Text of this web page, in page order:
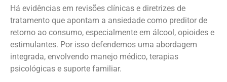
Há evidências em revisões clínicas e diretrizes de
tratamento que apontam a ansiedade como preditor de
retorno ao consumo, especialmente em álcool, opioides e
estimulantes. Por isso defendemos uma abordagem
integrada, envolvendo manejo médico, terapias
psicológicas e suporte familiar.